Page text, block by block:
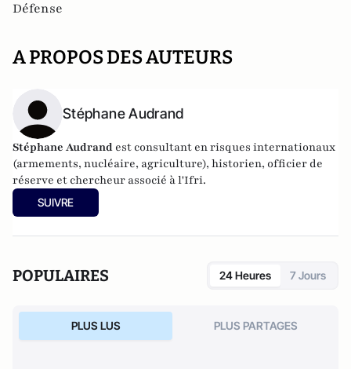
Défense
A PROPOS DES AUTEURS
Stéphane Audrand
Stéphane Audrand est consultant en risques internationaux
(armements, nucléaire, agriculture), historien, officier de
réserve et chercheur associé à l'Ifri.
SUIVRE
POPULAIRES 24 Heures 7 Jours
PLUS LUS PLUS PARTAGES